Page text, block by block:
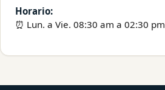
Horario:
⏰ Lun. a Vie. 08:30 am a 02:30 pm